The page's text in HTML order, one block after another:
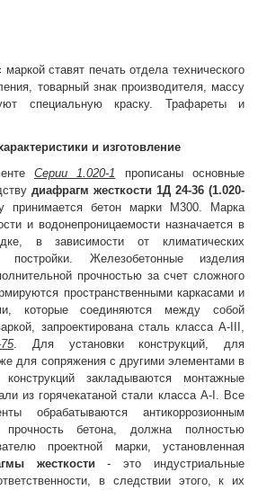
ставят печать отдела технического
товарный знак производителя, массу
специальную краску. Трафареты и
и изготовление
Серии 1.020-1 прописаны основные
диафрагм жесткости 1Д 24-36 (1.020-
принимается бетон марки М300. Марка
и водонепроницаемости назначается в
в зависимости от климатических
постройки. Железобетонные изделия
прочностью за счет сложного
пространственными каркасами и
которые соединяются между собой
запроектирована сталь класса A-III,
. Для установки конструкций, для
для сопряжения с другими элементами в
закладываются монтажные
из горячекатаной стали класса A-I. Все
обрабатываются антикоррозионным
прочность бетона, должна полностью
проектной марки, установленная
жесткости - это индустриальные
в следствии этого, к их